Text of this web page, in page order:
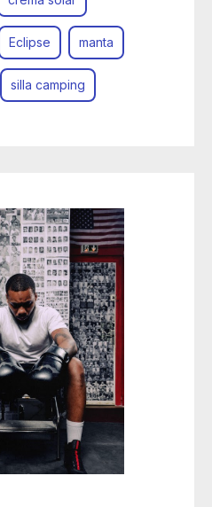
Eclipse manta
silla camping